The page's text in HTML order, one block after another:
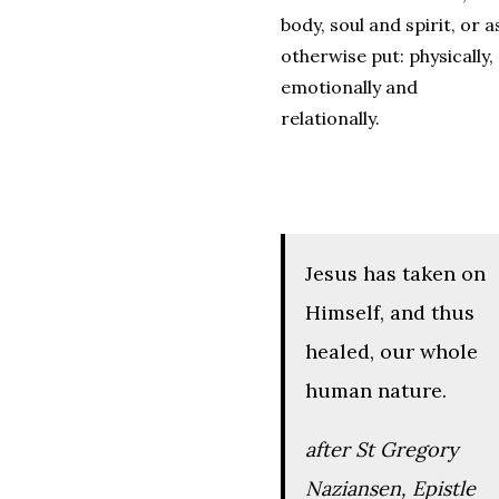
body, soul and spirit, or
otherwise put: physically,
emotionally and
relationally.
Jesus has taken on
Himself, and thus
healed, our whole
human nature.
after St Gregory
Naziansen, Epistle